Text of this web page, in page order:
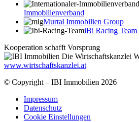
Immobilienverband
Murtal Immobilien Group
iBi Racing Team
Kooperation schafft Vorsprung
www.wirtschaftskanzlei.at
© Copyright – IBI Immobilien 2026
Impressum
Datenschutz
Cookie Einstellungen